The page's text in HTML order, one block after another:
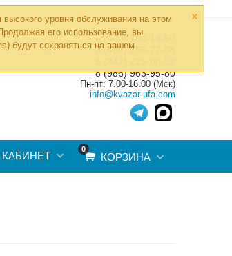
×
уровня обслуживания на этом
его использование, вы
будут сохраняться на вашем
8 (800) 700-19-50
8 (495) 255-77-08
8 (986) 963-95-80
Пн-пт: 7.00-16.00 (Мск)
info@kvazar-ufa.com
0
КОРЗИНА
КАБИНЕТ